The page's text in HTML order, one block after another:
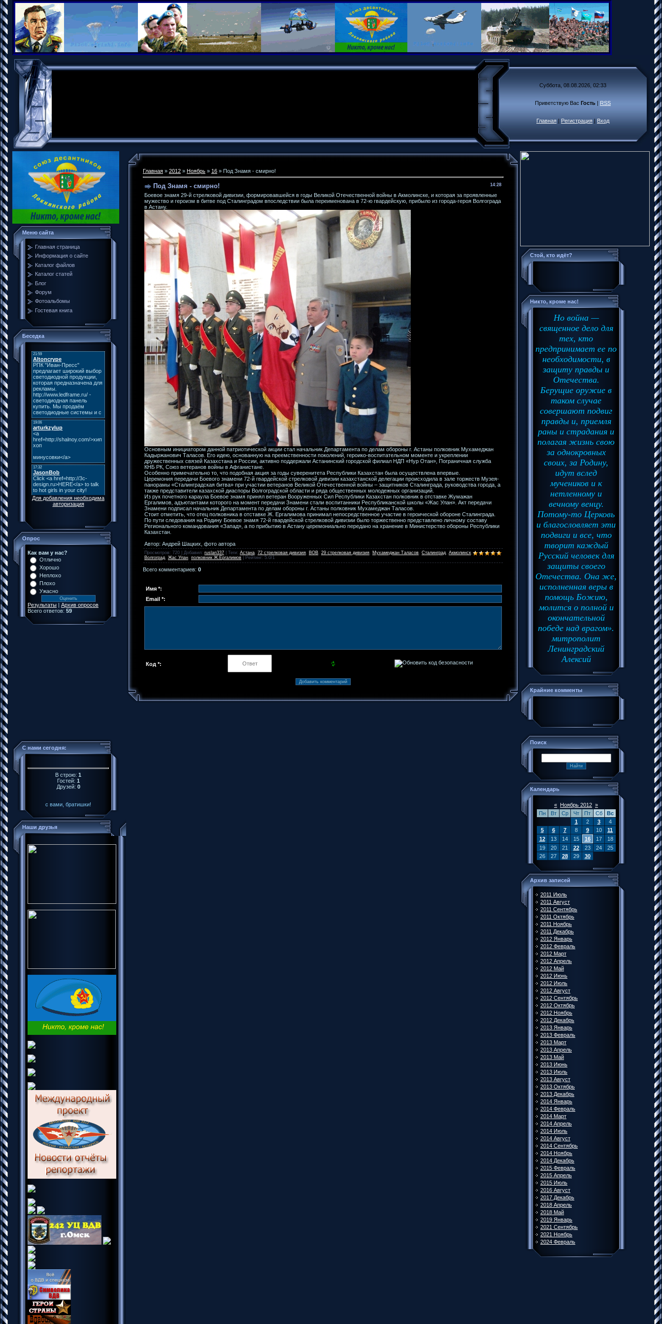
Суббота, 08.08.2026, 02:33
Приветствую Вас Гость | RSS
Главная | Регистрация | Вход
Меню сайта
Главная страница
Информация о сайте
Каталог файлов
Каталог статей
Блог
Форум
Фотоальбомы
Гостевая книга
Беседка
Для добавления необходима
авторизация
Опрос
Как вам у нас?
Отлично
Хорошо
Неплохо
Плохо
Ужасно
Результаты | Архив опросов
Всего ответов: 59
С нами сегодня:
В строю: 1
Гостей: 1
Друзей: 0
с вами, братишки!
Наши друзья
Главная » 2012 » Ноябрь » 16 » Под Знамя - смирно!
14:28
Под Знамя - смирно!
Боевое знамя 29-й стрелковой дивизии, формировавшейся в годы Великой Отечественной войны в Акмолинске, и которая за проявленные
мужество и героизм в битве под Сталинградом впоследствии была переименована в 72-ю гвардейскую, прибыло из города-героя Волгограда
в Астану.
Основным инициатором данной патриотической акции стал начальник Департамента по делам обороны г. Астаны полковник Мухамеджан
Кадыржанович Таласов. Его идею, основанную на преемственности поколений, героико-воспитательном моменте и укреплении
дружественных связей Казахстана и России, активно поддержали Астанинский городской филиал НДП «Нур Отан», Пограничная служба
КНБ РК, Союз ветеранов войны в Афганистане.
Особенно примечательно то, что подобная акция за годы суверенитета Республики Казахстан была осуществлена впервые.
Церемония передачи Боевого знамени 72-й гвардейской стрелковой дивизии казахстанской делегации происходила в зале торжеств Музея-
панорамы «Сталинградская битва» при участии ветеранов Великой Отечественной войны – защитников Сталинграда, руководства города, а
также представители казахской диаспоры Волгоградской области и ряда общественных молодежных организаций.
Из рук почетного караула Боевое знамя принял ветеран Вооруженных Сил Республики Казахстан полковник в отставке Жумажан
Ергалимов, адъютантами которого на момент передачи Знамени стали воспитанники Республиканской школы «Жас Улан». Акт передачи
Знамени подписал начальник Департамента по делам обороны г. Астаны полковник Мухамеджан Таласов.
Стоит отметить, что отец полковника в отставке Ж. Ергалимова принимал непосредственное участие в героической обороне Сталинграда.
По пути следования на Родину Боевое знамя 72-й гвардейской стрелковой дивизии было торжественно представлено личному составу
Регионального командования «Запад», а по прибытию в Астану церемониально передано на хранение в Министерство обороны Республики
Казахстан.
Автор: Андрей Шацких, фото автора
Просмотров: 720 | Добавил: ruslan337 Теги: Астана 72 стрелковая дивизия ВОВ 29 стрелковая дивизия Мухамеджан Таласов Сталинград Акмолинск
Волгоград Жас Улан полковник Ж.Ергалимов Рейтинг: 5.0/1
Всего комментариев: 0
Имя *:
Email *:
Код *:
Стой, кто идёт?
Никто, кроме нас!
Но война —
священное дело для
тех, кто
предпринимает ее по
необходимости, в
защиту правды и
Отечества.
Берущие оружие в
таком случае
совершают подвиг
правды и, приемля
раны и страдания и
полагая жизнь свою
за однокровных
своих, за Родину,
идут вслед
мучеников и к
нетленному и
вечному венцу.
Потому-то Церковь
и благословляет эти
подвиги и все, что
творит каждый
Русский человек для
защиты своего
Отечества. Она же,
исполненная веры в
помощь Божию,
молится о полной и
окончательной
победе над врагом».
митрополит
Ленинградский
Алексий
Крайние комменты
Поиск
Календарь
« Ноябрь 2012 »
Пн
Вт Ср Чт Пт Сб
Вс
1
2 3
4
5
6 7 8 9 10
11
12
13 14 15 16 17
18
19
20 21 22 23 24
25
26
27 28 29 30
Архив записей
2011 Июль
2011 Август
2011 Сентябрь
2011 Октябрь
2011 Ноябрь
2011 Декабрь
2012 Январь
2012 Февраль
2012 Март
2012 Апрель
2012 Май
2012 Июнь
2012 Июль
2012 Август
2012 Сентябрь
2012 Октябрь
2012 Ноябрь
2012 Декабрь
2013 Январь
2013 Февраль
2013 Март
2013 Апрель
2013 Май
2013 Июнь
2013 Июль
2013 Август
2013 Октябрь
2013 Декабрь
2014 Январь
2014 Февраль
2014 Март
2014 Апрель
2014 Июль
2014 Август
2014 Сентябрь
2014 Ноябрь
2014 Декабрь
2015 Февраль
2015 Апрель
2015 Июль
2016 Август
2017 Декабрь
2018 Апрель
2018 Май
2019 Январь
2021 Сентябрь
2021 Ноябрь
2024 Февраль